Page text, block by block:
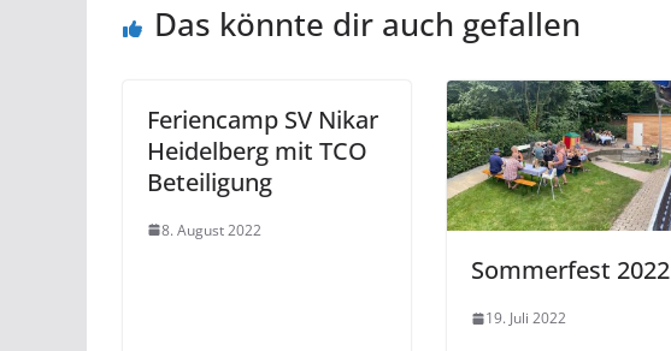
Das könnte dir auch gefallen
Feriencamp SV Nikar
Heidelberg mit TCO
Beteiligung
8. August 2022
Sommerfest 2022
19. Juli 2022